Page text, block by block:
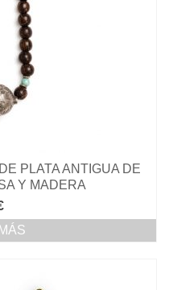
PLATA ANTIGUA DE
Y MADERA